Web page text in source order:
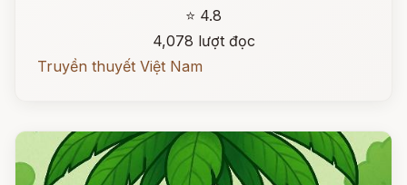
⭐ 4.8
4,078 lượt đọc
Truyền thuyết Việt Nam